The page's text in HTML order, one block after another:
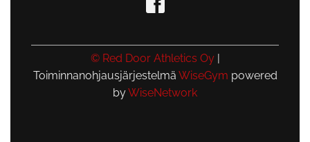
© Red Door Athletics Oy|
Toiminnanohjausjärjestelmä WiseGym powered
byWiseNetwork